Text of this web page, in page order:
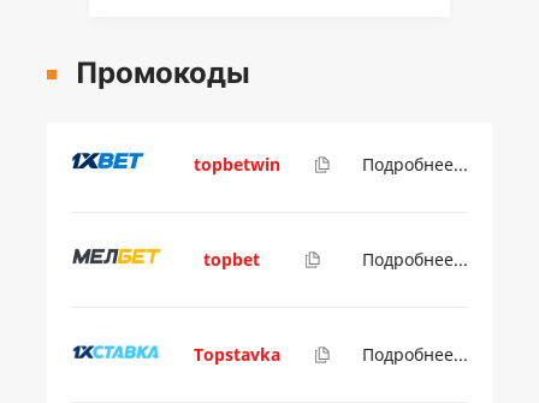
Промокоды
topbetwin Подробнее...
topbet Подробнее...
Topstavka Подробнее...